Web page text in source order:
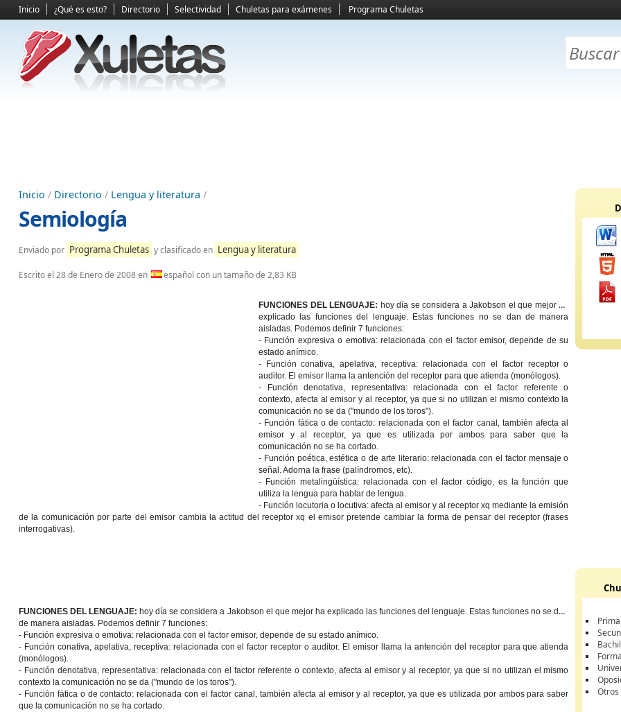
Inicio ¿Qué es esto? Directorio Selectividad Chuletas para exámenes Programa Chuletas
Inicio / Directorio / Lengua y literatura /
Semiología
Enviado por Programa Chuletas y clasificado en Lengua y literatura
Escrito el 28 de Enero de 2008en español con un tamaño de 2,83 KB
FUNCIONES DEL LENGUAJE: hoy día se considera a Jakobson el que mejor ha
explicado las funciones del lenguaje. Estas funciones no se dan de manera
aisladas. Podemos definir 7 funciones:
- Función expresiva o emotiva: relacionada con el factor emisor, depende de su
estado anímico.
- Función conativa, apelativa, receptiva: relacionada con el factor receptor o
auditor. El emisor llama la antención del receptor para que atienda (monólogos).
- Función denotativa, representativa: relacionada con el factor referente o
contexto, afecta al emisor y al receptor, ya que si no utilizan el mismo contexto la
comunicación no se da ("mundo de los toros").
- Función fática o de contacto: relacionada con el factor canal, también afecta al
emisor y al receptor, ya que es utilizada por ambos para saber que la
comunicación no se ha cortado.
- Función poética, estética o de arte literario: relacionada con el factor mensaje o
señal. Adorna la frase (palíndromos, etc).
- Función metalingüística: relacionada con el factor código, es la función que
utiliza la lengua para hablar de lengua.
- Función locutoria o locutiva: afecta al emisor y al receptor xq mediante la emisión
de la comunicación por parte del emisor cambia la actitud del receptor xq el emisor pretende cambiar la forma de pensar del receptor (frases
interrogativas).
FUNCIONES DEL LENGUAJE: hoy día se considera a Jakobson el que mejor ha explicado las funciones del lenguaje. Estas funciones no se dan
de manera aisladas. Podemos definir 7 funciones:
- Función expresiva o emotiva: relacionada con el factor emisor, depende de su estado anímico.
- Función conativa, apelativa, receptiva: relacionada con el factor receptor o auditor. El emisor llama la antención del receptor para que atienda
(monólogos).
- Función denotativa, representativa: relacionada con el factor referente o contexto, afecta al emisor y al receptor, ya que si no utilizan el mismo
contexto la comunicación no se da ("mundo de los toros").
- Función fática o de contacto: relacionada con el factor canal, también afecta al emisor y al receptor, ya que es utilizada por ambos para saber
que la comunicación no se ha cortado.
Otros